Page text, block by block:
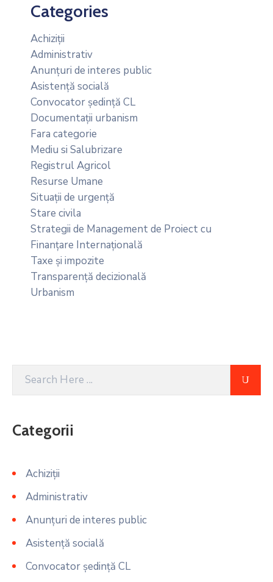
Categories
Achiziții
Administrativ
Anunțuri de interes public
Asistență socială
Convocator ședință CL
Documentații urbanism
Fara categorie
Mediu si Salubrizare
Registrul Agricol
Resurse Umane
Situații de urgență
Stare civila
Strategii de Management de Proiect cu
Finanțare Internațională
Taxe și impozite
Transparență decizională
Urbanism
Categorii
Achiziții
Administrativ
Anunțuri de interes public
Asistență socială
Convocator ședință CL